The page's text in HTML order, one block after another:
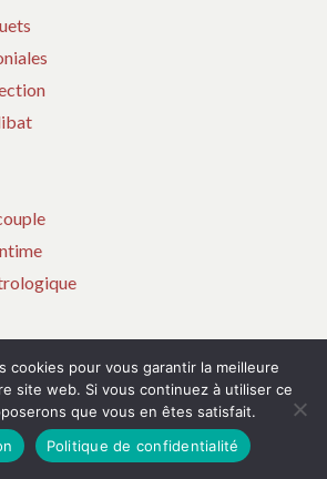
cookies pour vous garantir la meilleure
site web. Si vous continuez à utiliser ce
que vous en êtes satisfait.
Politique de confidentialité